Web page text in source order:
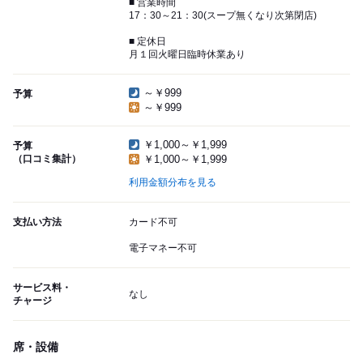
■ 営業時間
17：30～21：30(スープ無くなり次第閉店)
■ 定休日
月１回火曜日臨時休業あり
予算
～￥999
～￥999
予算
（口コミ集計）
￥1,000～￥1,999
￥1,000～￥1,999
利用金額分布を見る
支払い方法 カード不可
電子マネー不可
サービス料・
チャージ
なし
席・設備